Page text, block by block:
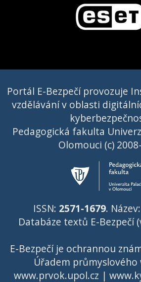
Portál E-Bezpečí provozuje
vzdělávání v oblasti
Pedagogická fakulta
Olomouci (c)
ISSN: 2571-1679.
Databáze textů E-Bezpečí
E-Bezpečí je ochrannou
Úřadem
www.prvok.upol.cz |